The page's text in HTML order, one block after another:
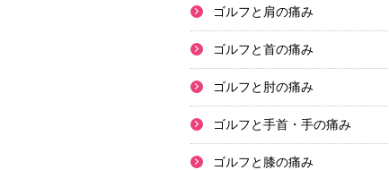
ゴルフと肩の痛み
ゴルフと首の痛み
ゴルフと肘の痛み
ゴルフと手首・手の痛み
ゴルフと膝の痛み